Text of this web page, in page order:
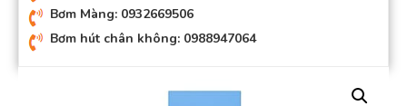
Bơm Màng: 0932669506
Bơm hút chân không: 0988947064